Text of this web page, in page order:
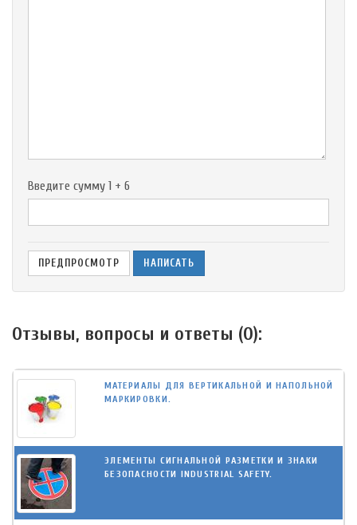
Введите сумму 1 + 6
Отзывы, вопросы и ответы (0):
МАТЕРИАЛЫ ДЛЯ ВЕРТИКАЛЬНОЙ И НАПОЛЬНОЙ
МАРКИРОВКИ.
ЭЛЕМЕНТЫ СИГНАЛЬНОЙ РАЗМЕТКИ И ЗНАКИ
БЕЗОПАСНОСТИ INDUSTRIAL SAFETY.